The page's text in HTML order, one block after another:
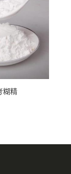
糊精